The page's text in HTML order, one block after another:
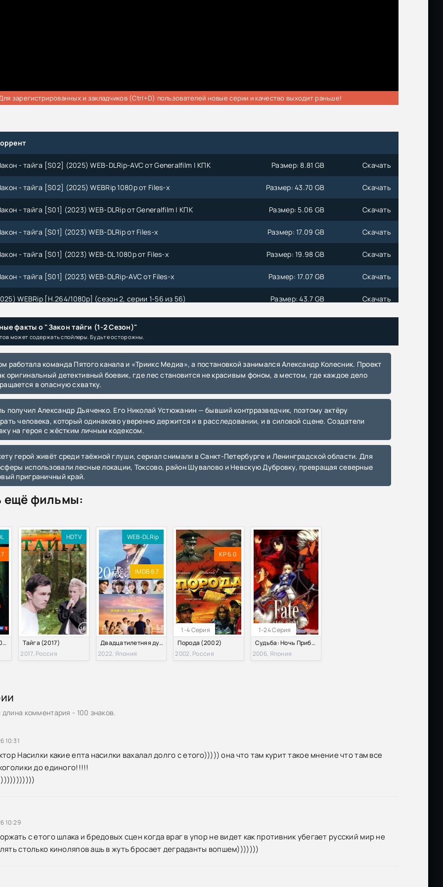
зарегистрированных и закладчиков (Ctrl+D) пользователей новые серии и качество выходит раньше!
- тайга [S02] (2025) WEB-DLRip-AVC от Generalfilm | КПК Размер: 8.81 GB Скачать
- тайга [S02] (2025) WEBRip 1080p от Files-x Размер: 43.70 GB Скачать
- тайга [S01] (2023) WEB-DLRip от Generalfilm | КПК Размер: 5.06 GB Скачать
- тайга [S01] (2023) WEB-DLRip от Files-x Размер: 17.09 GB Скачать
- тайга [S01] (2023) WEB-DL 1080p от Files-x Размер: 19.98 GB Скачать
- тайга [S01] (2023) WEB-DLRip-AVC от Files-x Размер: 17.07 GB Скачать
WEBRip [H.264/1080p] (сезон 2, серии 1-56 из 56) Размер: 43.7 GB Скачать
WEBRip [H.264] (сезон 2, серии 1-56 из 56)
2024) WEBRip [H.264] (сезон 1, серии 1-32 из 32)
2024) WEBRip [H.264/1080p] (сезон 1, серии 1-32 из 32) Размер: 19.4 GB Скачать
| Кудеяр. Закон – тайга (2020) [MP3]
факты о "Закон тайги (1-2 Сезон)"
может содержать спойлеры. Будьте осторожны.
оригинальный детективный боевик, где лес становится не красивым фоном, а местом, где каждое дело
в опасную схватку.
человека, который одинаково уверенно держится и в расследовании, и в силовой сцене. Создатели
на героя с жёстким личным кодексом.
использовали лесные локации, Токсово, район Шувалово и Невскую Дубровку, превращая северные
приграничный край.
ещё фильмы:
Здесь все свои (2025)
HDTV
Тайга (2017)
2017, Россия
WEB-DLRip
IMDB 6.7
Двадцатилетняя душа (2022)
2022, Япония
1-4 Серия
KP 6.0
Порода (2002)
2002, Россия
1-24 Серия
Судьба: Ночь Прибытия (2006)
2006, Япония
комментария - 100 знаков.
10:31
Насилки какие епта насилки вахалал долго с етого))))) она что там курит такое мнение что там все
до единого!!!!!
10:29
с етого шлака и бредовых сцен когда враг в упор не видет как противник убегает русский мир не
столько киноляпов ашь в жуть бросает деграданты вопшем)))))))